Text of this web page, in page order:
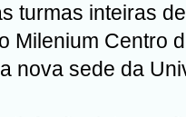
turmas inteiras
Milenium Centro
nova sede da